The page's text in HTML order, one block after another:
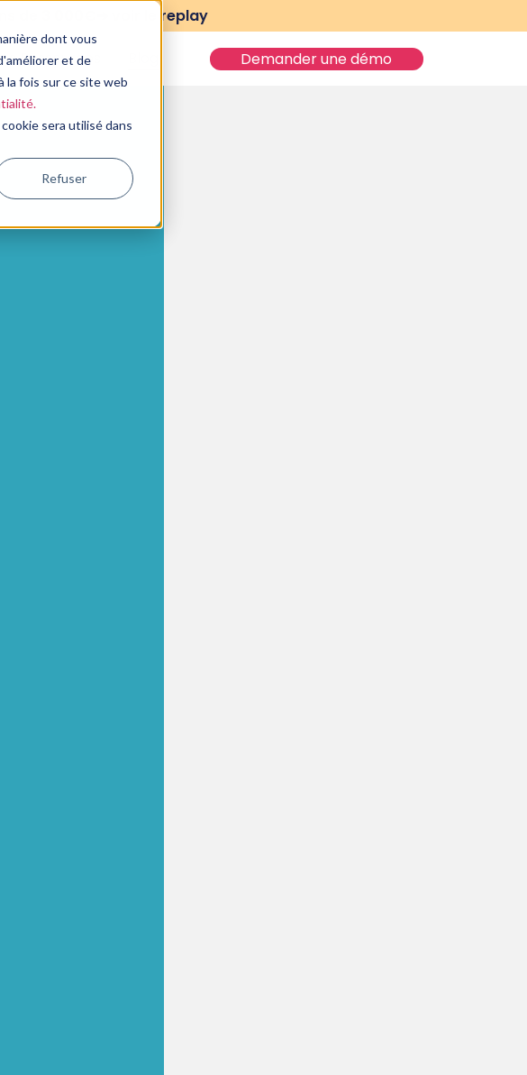
dont vous
et de
la fois sur ce site web
sera utilisé dans
Refuser
de 3 000€➔ voir le replay
Ressources Demander une démo